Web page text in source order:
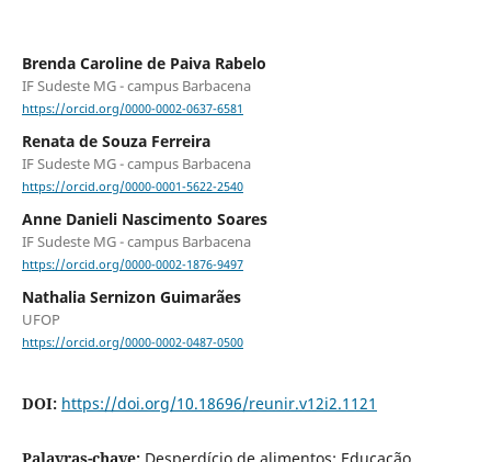
Brenda Caroline de Paiva Rabelo
IF Sudeste MG - campus Barbacena
https://orcid.org/0000-0002-0637-6581
Renata de Souza Ferreira
IF Sudeste MG - campus Barbacena
https://orcid.org/0000-0001-5622-2540
Anne Danieli Nascimento Soares
IF Sudeste MG - campus Barbacena
https://orcid.org/0000-0002-1876-9497
Nathalia Sernizon Guimarães
UFOP
https://orcid.org/0000-0002-0487-0500
DOI: https://doi.org/10.18696/reunir.v12i2.1121
Palavras-chave: Desperdício de alimentos; Educação